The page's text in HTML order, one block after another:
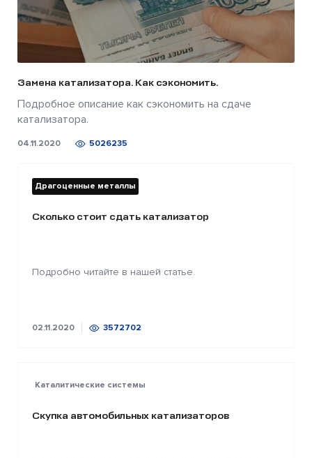
Замена катализатора. Как сэкономить.
Подробное описание как сэкономить на сдаче
катализатора.
04.11.2020 5026235
Драгоценные металлы
Сколько стоит сдать катализатор
Подробно читайте в нашей статье.
02.11.2020 3572702
Каталитические системы
Скупка автомобильных катализаторов